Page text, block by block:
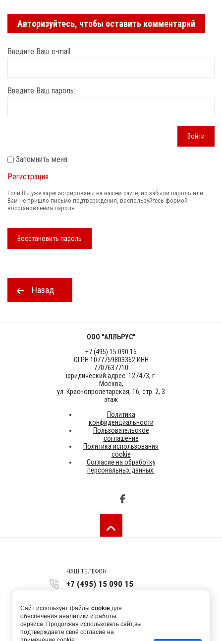
Авторизуйтесь, чтобы оставить комментарий
Введите Ваш e-mail:
Введите Ваш пароль:
Войти
Запомнить меня
Регистрация
Если Вы уже зарегистрированы на нашем сайте, но забыли пароль или
Вам не пришло письмо подтверждения, воспользуйтесь формой
восстановления пароля.
Восстановить пароль
Назад
ООО "АЛЛЬРУС"
+7 (495) 15 090 15
ОГРН 1077759803362 ИНН
7707637710
юридический адрес: 127473, г.
Москва,
ул. Краснопролетарская, 16, стр. 2, 3
этаж
Политика
конфиденциальности
Пользовательское
соглашение
Политика использования
cookie
Согласие на обработку
персональных данных
НАШ ТЕЛЕФОН
+7 (495) 15 090 15
оф. 450 4 этаж
request@allrus.ru
Сайт использует файлы cookie для
обеспечения аналитики и работы
сервиса. Продолжая использовать сайт,вы
подтверждаете своё согласие на